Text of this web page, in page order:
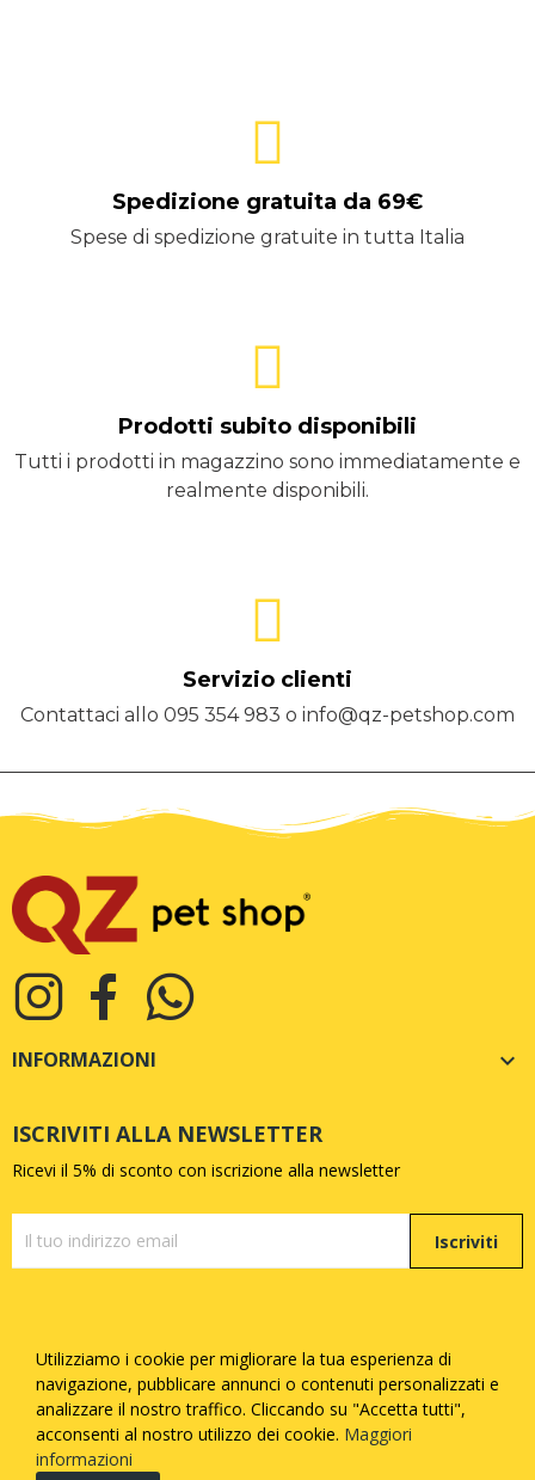
Spedizione gratuita da 69€
Spese di spedizione gratuite in tutta Italia
Prodotti subito disponibili
Tutti i prodotti in magazzino sono immediatamente e
realmente disponibili.
Servizio clienti
Contattaci allo 095 354 983 o info@qz-petshop.com
INFORMAZIONI 
ISCRIVITI ALLA NEWSLETTER
Ricevi il 5% di sconto con iscrizione alla newsletter
Iscriviti
Copyright © Quattrozampe S.R.L. - P.iva05377730873
Tutti i diritti riservati - Made with byFebosoft
Informatica
Utilizziamo i cookie per migliorare la tua esperienza di
navigazione, pubblicare annunci o contenuti personalizzati e
analizzare il nostro traffico. Cliccando su "Accetta tutti",
acconsenti al nostro utilizzo dei cookie. Maggiori
informazioni